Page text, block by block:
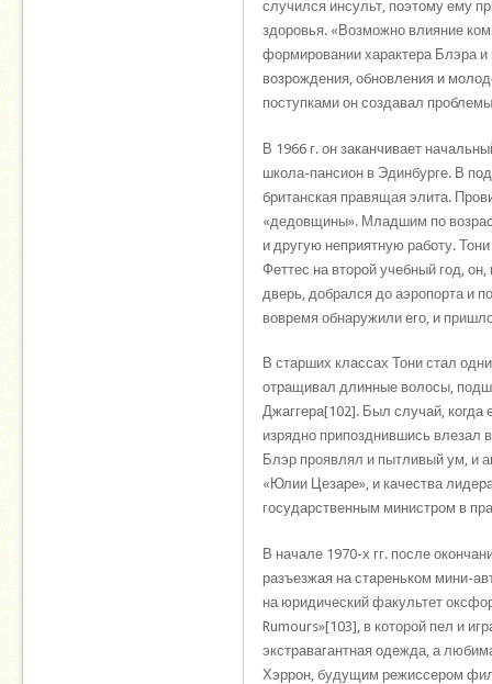
случился инсульт, поэтому ему
здоровья. «Возможно влияние
формировании характера Блэра
возрождения, обновления и
поступками он создавал
В 1966 г. он заканчивает
школа-пансион в Эдинбурге. В
британская правящая элита.
«дедовщины». Младшим по
и другую неприятную работу.
Феттес на второй учебный год,
дверь, добрался до аэропорта и
вовремя обнаружили его, и
В старших классах Тони стал
отращивал длинные волосы,
Джаггера[102]. Был случай, когда
изрядно припозднившись влезал
Блэр проявлял и пытливый ум, и
«Юлии Цезаре», и качества
государственным министром в
В начале 1970-х гг. после
разъезжая на стареньком мини-
на юридический факультет
Rumours»[103], в которой пел и
экстравагантная одежда, а
Хэррон, будущим режиссером